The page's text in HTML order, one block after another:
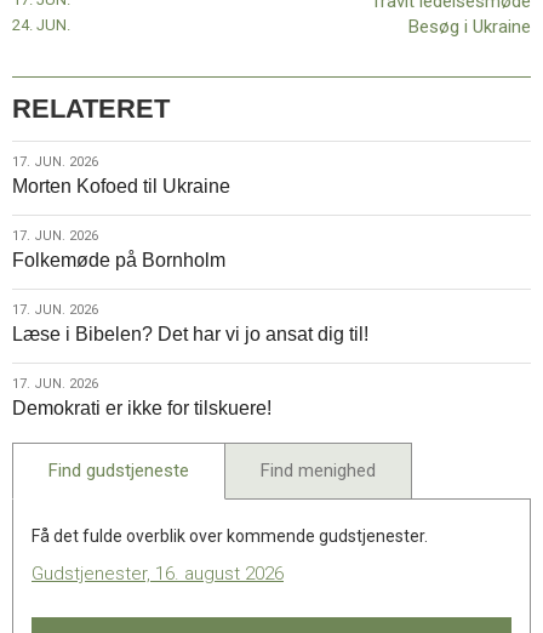
Besøg i Ukraine
24. JUN.
RELATERET
17.
jun.
2026
17. JUN. 2026
Morten Kofoed til Ukraine
17.
jun.
2026
17. JUN. 2026
Folkemøde på Bornholm
17.
jun.
2026
17. JUN. 2026
Læse i Bibelen? Det har vi jo ansat dig til!
17.
jun.
2026
17. JUN. 2026
Demokrati er ikke for tilskuere!
Find gudstjeneste Find menighed
Få det fulde overblik over kommende gudstjenester.
Gudstjenester, 16. august 2026